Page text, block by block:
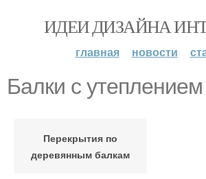
ИДЕИ ДИЗАЙНА
главная новости
Балки с утеплением
Перекрытия по
деревянным балкам